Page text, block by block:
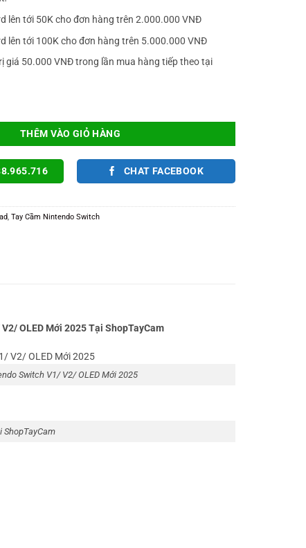
1.950.000VNĐ.
là:
lên tới 50K cho đơn hàng trên 2.000.000 VNĐ
lên tới 100K cho đơn hàng trên 5.000.000 VNĐ
giá 50.000 VNĐ trong lần mua hàng tiếp theo tại
THÊM VÀO GIỎ HÀNG
CHAT FACEBOOK
,Tay Cầm Nintendo Switch
OLED Mới 2025 Tại ShopTayCam
Switch V1/ V2/ OLED Mới 2025
ShopTayCam